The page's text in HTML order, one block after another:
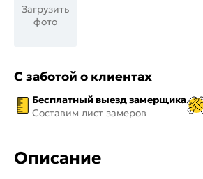
Загрузить
фото
С заботой о клиентах
Бесплатный выезд замерщика
Составим лист замеров
Описание